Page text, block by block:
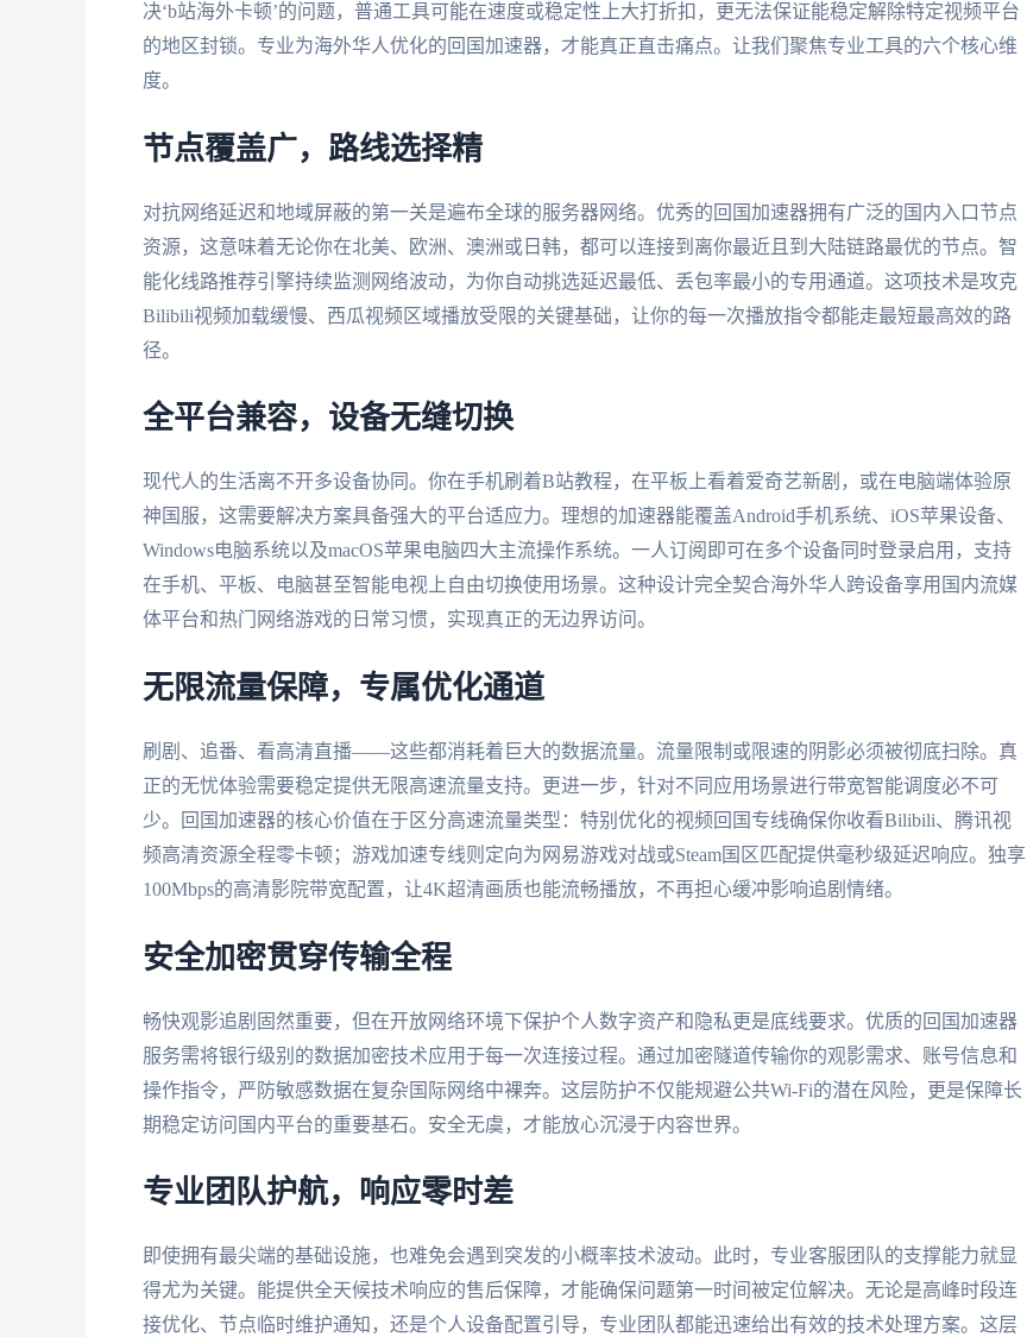
决‘b站海外卡顿’的问题，普通工具可能在速度或稳定性上大打折扣，更无法保证能稳定解除特定视频平台
的地区封锁。专业为海外华人优化的回国加速器，才能真正直击痛点。让我们聚焦专业工具的六个核心维
度。
节点覆盖广，路线选择精
对抗网络延迟和地域屏蔽的第一关是遍布全球的服务器网络。优秀的回国加速器拥有广泛的国内入口节点
资源，这意味着无论你在北美、欧洲、澳洲或日韩，都可以连接到离你最近且到大陆链路最优的节点。智
能化线路推荐引擎持续监测网络波动，为你自动挑选延迟最低、丢包率最小的专用通道。这项技术是攻克
Bilibili视频加载缓慢、西瓜视频区域播放受限的关键基础，让你的每一次播放指令都能走最短最高效的路
径。
全平台兼容，设备无缝切换
现代人的生活离不开多设备协同。你在手机刷着B站教程，在平板上看着爱奇艺新剧，或在电脑端体验原
神国服，这需要解决方案具备强大的平台适应力。理想的加速器能覆盖Android手机系统、iOS苹果设备、
Windows电脑系统以及macOS苹果电脑四大主流操作系统。一人订阅即可在多个设备同时登录启用，支持
在手机、平板、电脑甚至智能电视上自由切换使用场景。这种设计完全契合海外华人跨设备享用国内流媒
体平台和热门网络游戏的日常习惯，实现真正的无边界访问。
无限流量保障，专属优化通道
刷剧、追番、看高清直播——这些都消耗着巨大的数据流量。流量限制或限速的阴影必须被彻底扫除。真
正的无忧体验需要稳定提供无限高速流量支持。更进一步，针对不同应用场景进行带宽智能调度必不可
少。回国加速器的核心价值在于区分高速流量类型：特别优化的视频回国专线确保你收看Bilibili、腾讯视
频高清资源全程零卡顿；游戏加速专线则定向为网易游戏对战或Steam国区匹配提供毫秒级延迟响应。独享
100Mbps的高清影院带宽配置，让4K超清画质也能流畅播放，不再担心缓冲影响追剧情绪。
安全加密贯穿传输全程
畅快观影追剧固然重要，但在开放网络环境下保护个人数字资产和隐私更是底线要求。优质的回国加速器
服务需将银行级别的数据加密技术应用于每一次连接过程。通过加密隧道传输你的观影需求、账号信息和
操作指令，严防敏感数据在复杂国际网络中裸奔。这层防护不仅能规避公共Wi-Fi的潜在风险，更是保障长
期稳定访问国内平台的重要基石。安全无虞，才能放心沉浸于内容世界。
专业团队护航，响应零时差
即使拥有最尖端的基础设施，也难免会遇到突发的小概率技术波动。此时，专业客服团队的支撑能力就显
得尤为关键。能提供全天候技术响应的售后保障，才能确保问题第一时间被定位解决。无论是高峰时段连
接优化、节点临时维护通知，还是个人设备配置引导，专业团队都能迅速给出有效的技术处理方案。这层